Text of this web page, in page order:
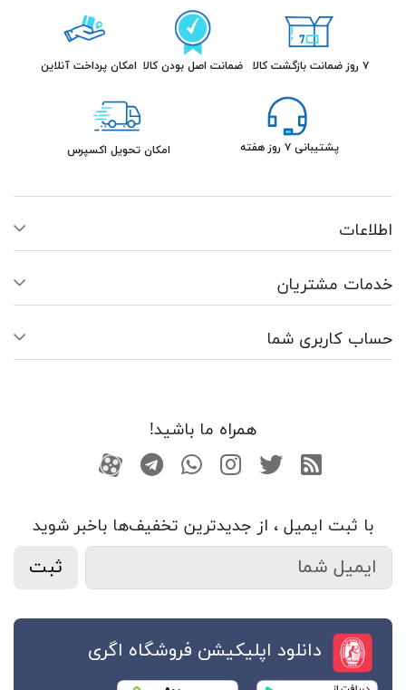
۷ روز ضمانت بازگشت کالا ضمانت اصل بودن کالا امکان پرداخت آنلاین
پشتیبانی ۷ روز هفته امکان تحویل اکسپرس
اطلاعات
خدمات مشتریان
حساب کاربری شما
همراه ما باشید!
RSS توییتراینستاگرام
واتساپتلگرامآپارات
با ثبت ایمیل ، از جدید‌ترین تخفیف‌ها با‌خبر شوید
ثبت
دانلود اپلیکیشن فروشگاه اگری